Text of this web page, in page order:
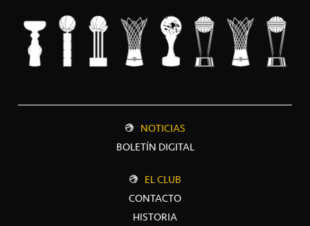
NOTICIAS
BOLETÍN DIGITAL
EL CLUB
CONTACTO
HISTORIA